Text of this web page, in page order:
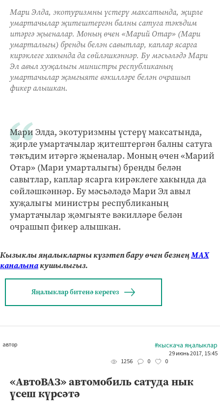
Мари Элда, экотуризмны үстерү максатында, җирле
умартачылар җитештергән балны сатуга тәкъдим
итәргә җыеналар. Моның өчен «Марий Отар» (Мари
умарталыгы) бренды белән савытлар, каплар ясарга
кирәклеге хакында да сөйләшкәннәр. Бу мәсьәләдә Мари
Эл авыл хуҗалыгы министры республиканың
умартачылар җәмгыяте вәкилләре белән очрашып
фикер алышкан.
Мари Элда, экотуризмны үстерү максатында,
җирле умартачылар җитештергән балны сатуга
тәкъдим итәргә җыеналар. Моның өчен «Марий
Отар» (Мари умарталыгы) бренды белән
савытлар, каплар ясарга кирәклеге хакында да
сөйләшкәннәр. Бу мәсьәләдә Мари Эл авыл
хуҗалыгы министры республиканың
умартачылар җәмгыяте вәкилләре белән
очрашып фикер алышкан.
Кызыклы яңалыкларны күзәтеп бару өчен безнеңМАХ
каналынакушылыгыз.
Яңалыклар битенә керегез
автор #кыскача яңалыклар
29 июнь 2017, 15:45
1256
0 0
«АвтоВАЗ» автомобиль сатуда нык
үсеш күрсәтә